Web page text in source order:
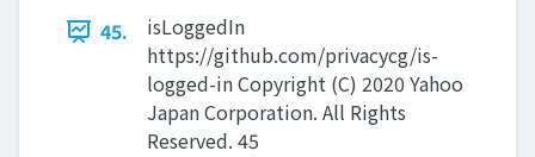
45.
isLoggedIn
https://github.com/privacycg/is-
logged-in Copyright (C) 2020 Yahoo
Japan Corporation. All Rights
Reserved. 45